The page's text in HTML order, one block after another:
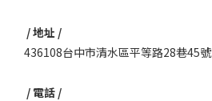
/ 地址 /
436108台中市清水區平等路28巷45號
/ 電話 /